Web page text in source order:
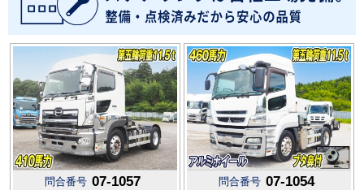
問合番号 07-1057 問合番号 07-1054